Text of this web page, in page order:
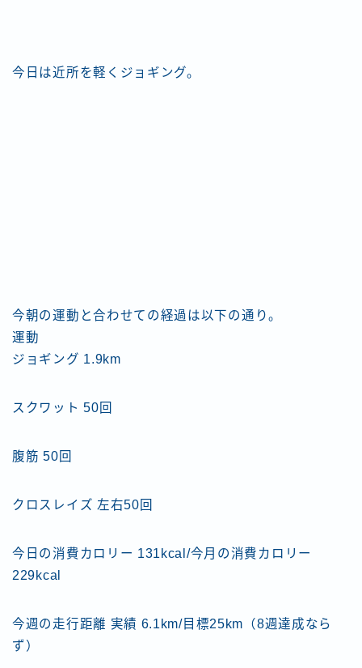
今日は近所を軽くジョギング。
今朝の運動と合わせての経過は以下の通り。
運動
ジョギング 1.9km
スクワット 50回
腹筋 50回
クロスレイズ 左右50回
今日の消費カロリー 131kcal/今月の消費カロリー
229kcal
今週の走行距離 実績 6.1km/目標25km（8週達成なら
ず）